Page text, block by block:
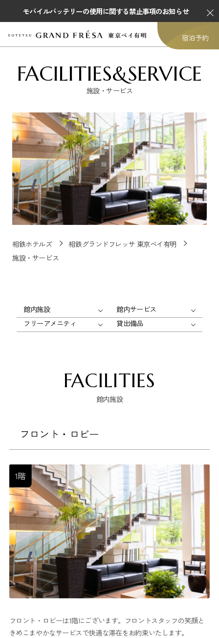
モバイルバッテリーの使用に関する禁止事項のお知らせ
宿泊予約
FACILITIES&SERVICE
施設・サービス
相鉄ホテルズ
相鉄グランドフレッサ 東京ベイ有明
施設・サービス
館内施設
館内サービス
フリーアメニティ
貸出備品
FACILITIES
館内施設
フロント・ロビー
1階
フロント・ロビーは1階にございます。フロントスタッフの笑顔と
きめこまやかなサービスで快適な滞在をお約束いたします。